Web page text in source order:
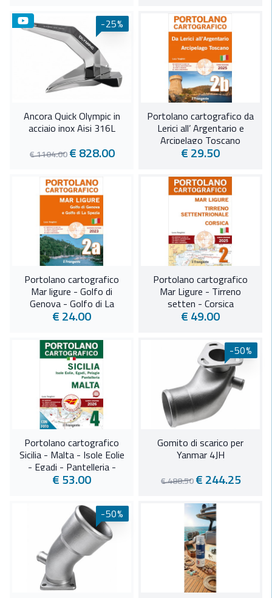
Ancora Quick Olympic in
acciaio inox Aisi 316L
€ 1104.00 € 828.00
-25%
Portolano cartografico da
Lerici all’ Argentario e
Arcipelago Toscano
€ 29.50
Portolano cartografico
Mar ligure - Golfo di
Genova - Golfo di La
Spezia
€ 24.00
Portolano cartografico
Mar Ligure - Tirreno
setten - Corsica
€ 49.00
Portolano cartografico
Sicilia - Malta - Isole Eolie
- Egadi - Pantelleria -
Lamedusa
€ 53.00
Gomito di scarico per
Yanmar 4JH
€ 488.50 € 244.25
-50%
-50%